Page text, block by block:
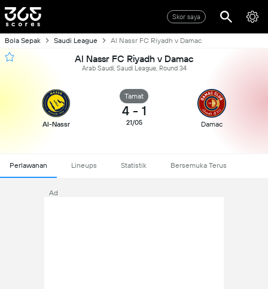
Skor saya
Bola Sepak Saudi League Al Nassr FC Riyadh v Damac
Al Nassr FC Riyadh v Damac
Arab Saudi, Saudi League, Round 34
Al-Nassr
Tamat
4 - 1
21/05 Damac
Perlawanan Lineups Statistik Bersemuka Terus
Ad